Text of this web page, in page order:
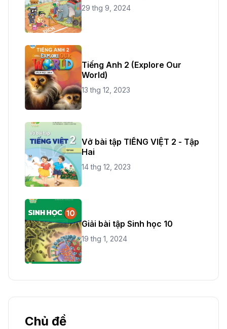
29 thg 9, 2024
Tiếng Anh 2 (Explore Our
World)
13 thg 12, 2023
Vở bài tập TIẾNG VIỆT 2 - Tập
Hai
14 thg 12, 2023
Giải bài tập Sinh học 10
19 thg 1, 2024
Chủ đề